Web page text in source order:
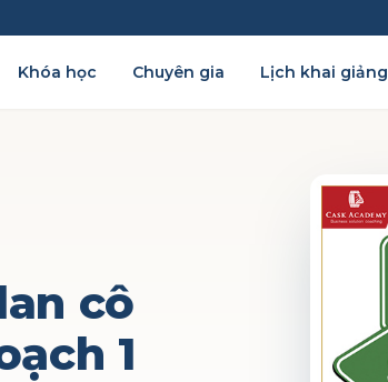
Khóa học Chuyên gia Lịch khai giảng
cô
1